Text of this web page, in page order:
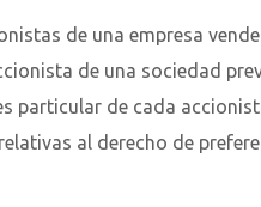
de una empresa
de una sociedad
particular de cada
al derecho de